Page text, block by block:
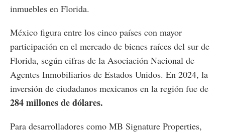
inmuebles en Florida.
México figura entre los cinco países con mayor
participación en el mercado de bienes raíces del sur de
Florida, según cifras de la Asociación Nacional de
Agentes Inmobiliarios de Estados Unidos. En 2024, la
inversión de ciudadanos mexicanos en la región fue de
284 millones de dólares.
Para desarrolladores como MB Signature Properties,